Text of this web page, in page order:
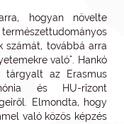
hogyan növelte
számát, továbbá arra
való". Hankó
tárgyalt az Erasmus
és HU-rizont
Elmondta, hogy
való közös képzés